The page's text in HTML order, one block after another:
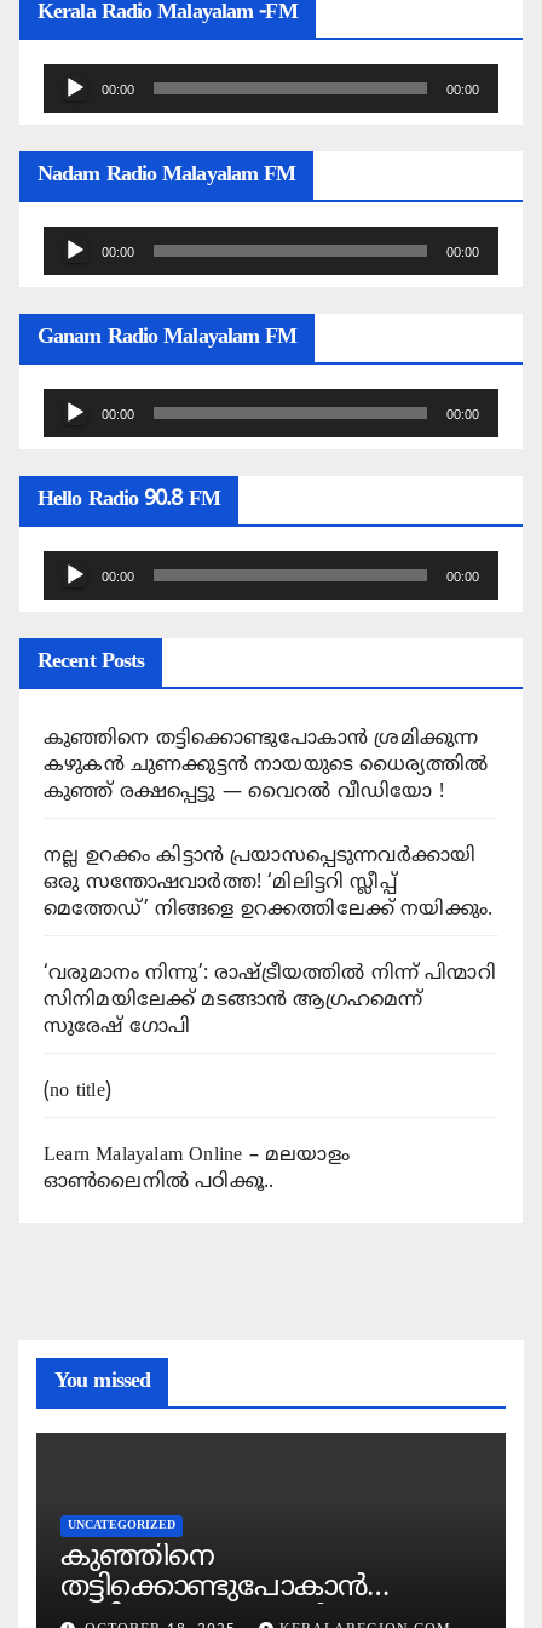
Kerala Radio Malayalam -FM
Audio
Player
00:00 00:00
Nadam Radio Malayalam FM
Audio
Player
00:00 00:00
Ganam Radio Malayalam FM
Audio
Player
00:00 00:00
Hello Radio 90.8 FM
Audio
Player
00:00 00:00
Recent Posts
കുഞ്ഞിനെ തട്ടിക്കൊണ്ടുപോകാൻ ശ്രമിക്കുന്ന
കഴുകൻ ചുണക്കുട്ടന്‍ നായയുടെ ധൈര്യത്തില്‍
കുഞ്ഞ് രക്ഷപ്പെട്ടു — വൈറൽ വീഡിയോ !
നല്ല ഉറക്കം കിട്ടാൻ പ്രയാസപ്പെടുന്നവർക്കായി
ഒരു സന്തോഷവാർത്ത! ‘മിലിട്ടറി സ്ലീപ്പ്
മെത്തേഡ്’ നിങ്ങളെ ഉറക്കത്തിലേക്ക് നയിക്കും.
‘വരുമാനം നിന്നു’: രാഷ്ട്രീയത്തിൽ നിന്ന് പിന്മാറി
സിനിമയിലേക്ക് മടങ്ങാൻ ആഗ്രഹമെന്ന്
സുരേഷ് ഗോപി
(no title)
Learn Malayalam Online – മലയാളം
ഓണ്‍ലൈനില്‍ പഠിക്കൂ..
You missed
UNCATEGORIZED
കുഞ്ഞിനെ
തട്ടിക്കൊണ്ടുപോകാൻ
ശ്രമിക്കുന്ന കഴുകൻ